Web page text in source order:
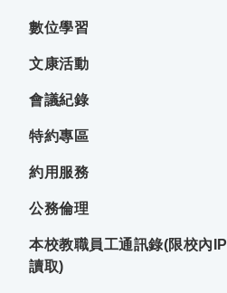
數位學習
文康活動
會議紀錄
特約專區
約用服務
公務倫理
本校教職員工通訊錄(限校內IP
讀取)